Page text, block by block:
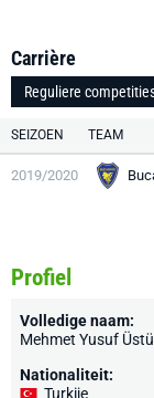
Carrière
Reguliere
SEIZOEN TEAM
2019/2020
Profiel
Volledige naam:
Mehmet Yusuf
Nationaliteit:
Turkije